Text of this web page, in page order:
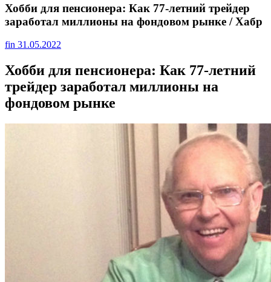
Хобби для пенсионера: Как 77-летний трейдер
заработал миллионы на фондовом рынке / Хабр
fin 31.05.2022
Хобби для пенсионера: Как 77-летний
трейдер заработал миллионы на
фондовом рынке